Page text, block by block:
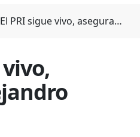
El PRI sigue vivo, asegura